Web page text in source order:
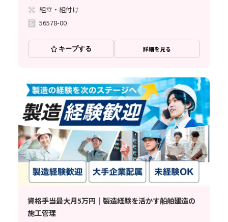
組立・組付け
56578-00
キープする 詳細を見る
資格手当最大月5万円｜製造経験を活かす船舶建造の
施工管理